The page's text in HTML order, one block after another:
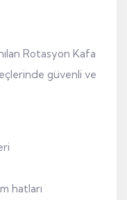
Rotasyon Kafa
güvenli ve
hatları